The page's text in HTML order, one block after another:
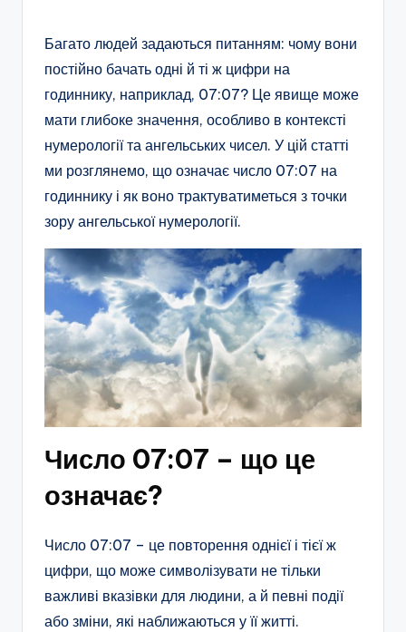
Багато людей задаються питанням: чому вони
постійно бачать одні й ті ж цифри на
годиннику, наприклад, 07:07? Це явище може
мати глибоке значення, особливо в контексті
нумерології та ангельських чисел. У цій статті
ми розглянемо, що означає число 07:07 на
годиннику і як воно трактуватиметься з точки
зору ангельської нумерології.
Число 07:07 – що це
означає?
Число 07:07 – це повторення однієї і тієї ж
цифри, що може символізувати не тільки
важливі вказівки для людини, а й певні події
або зміни, які наближаються у її житті.